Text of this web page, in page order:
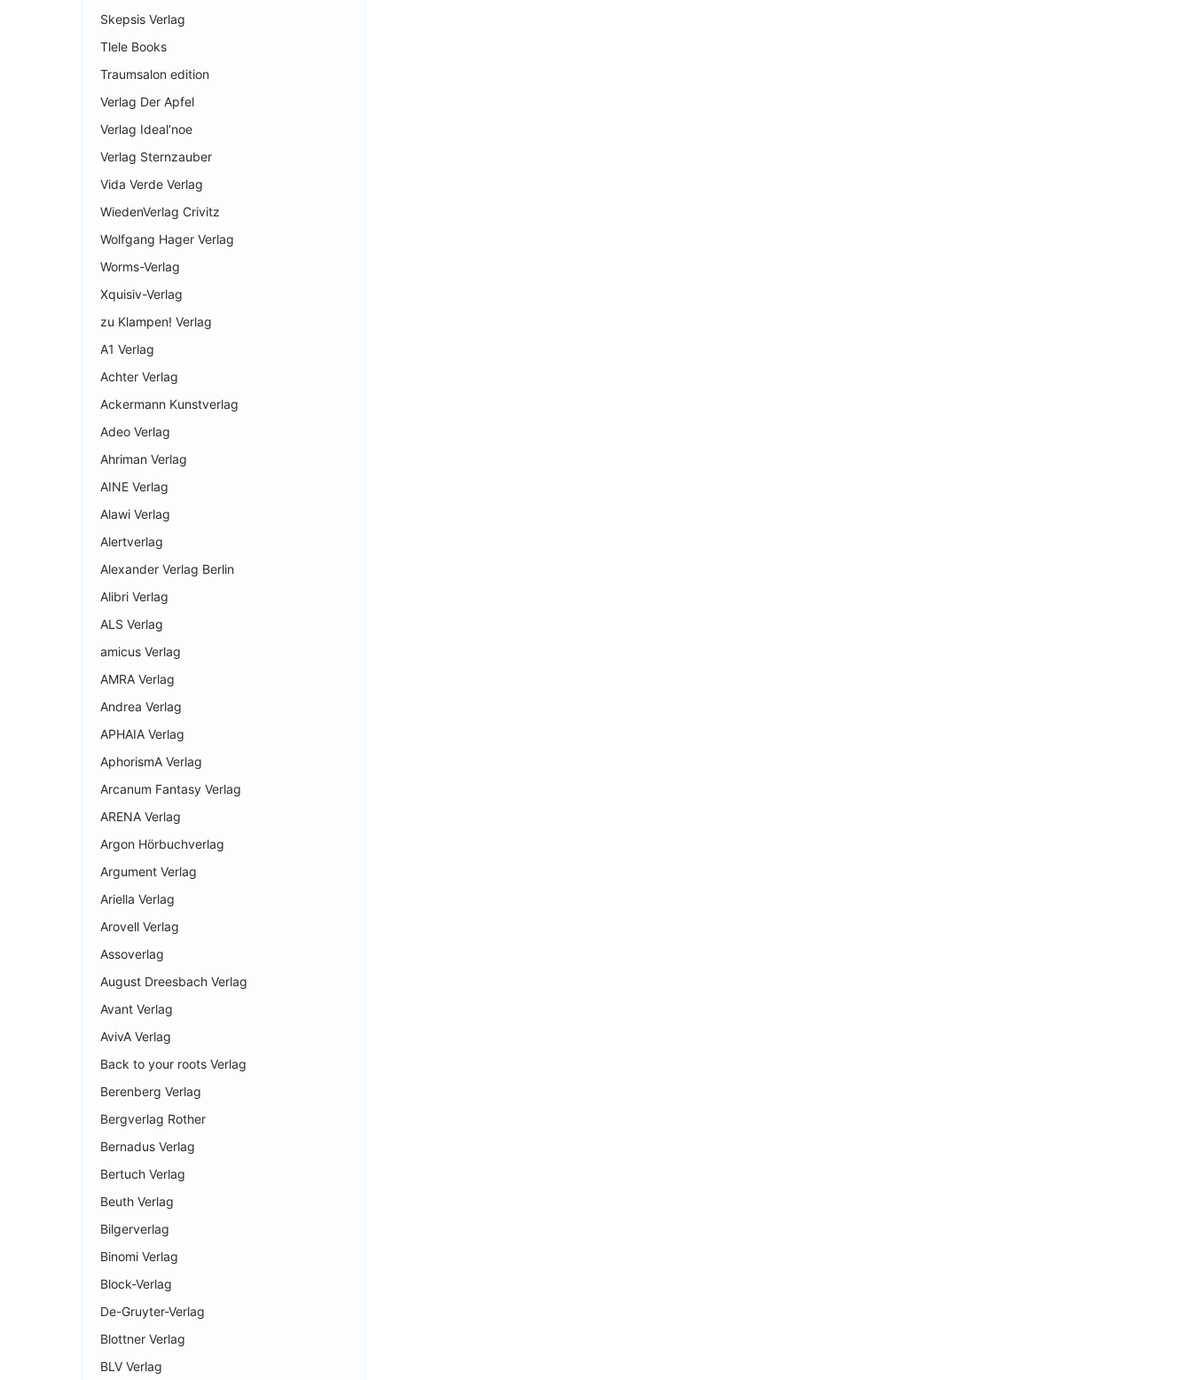
Skepsis Verlag
Tlele Books
Traumsalon edition
Verlag Der Apfel
Verlag Ideal‘noe
Verlag Sternzauber
Vida Verde Verlag
WiedenVerlag Crivitz
Wolfgang Hager Verlag
Worms-Verlag
Xquisiv-Verlag
zu Klampen! Verlag
A1 Verlag
Achter Verlag
Ackermann Kunstverlag
Adeo Verlag
Ahriman Verlag
AINE Verlag
Alawi Verlag
Alertverlag
Alexander Verlag Berlin
Alibri Verlag
ALS Verlag
amicus Verlag
AMRA Verlag
Andrea Verlag
APHAIA Verlag
AphorismA Verlag
Arcanum Fantasy Verlag
ARENA Verlag
Argon Hörbuchverlag
Argument Verlag
Ariella Verlag
Arovell Verlag
Assoverlag
August Dreesbach Verlag
Avant Verlag
AvivA Verlag
Back to your roots Verlag
Berenberg Verlag
Bergverlag Rother
Bernadus Verlag
Bertuch Verlag
Beuth Verlag
Bilgerverlag
Binomi Verlag
Block-Verlag
De-Gruyter-Verlag
Blottner Verlag
BLV Verlag